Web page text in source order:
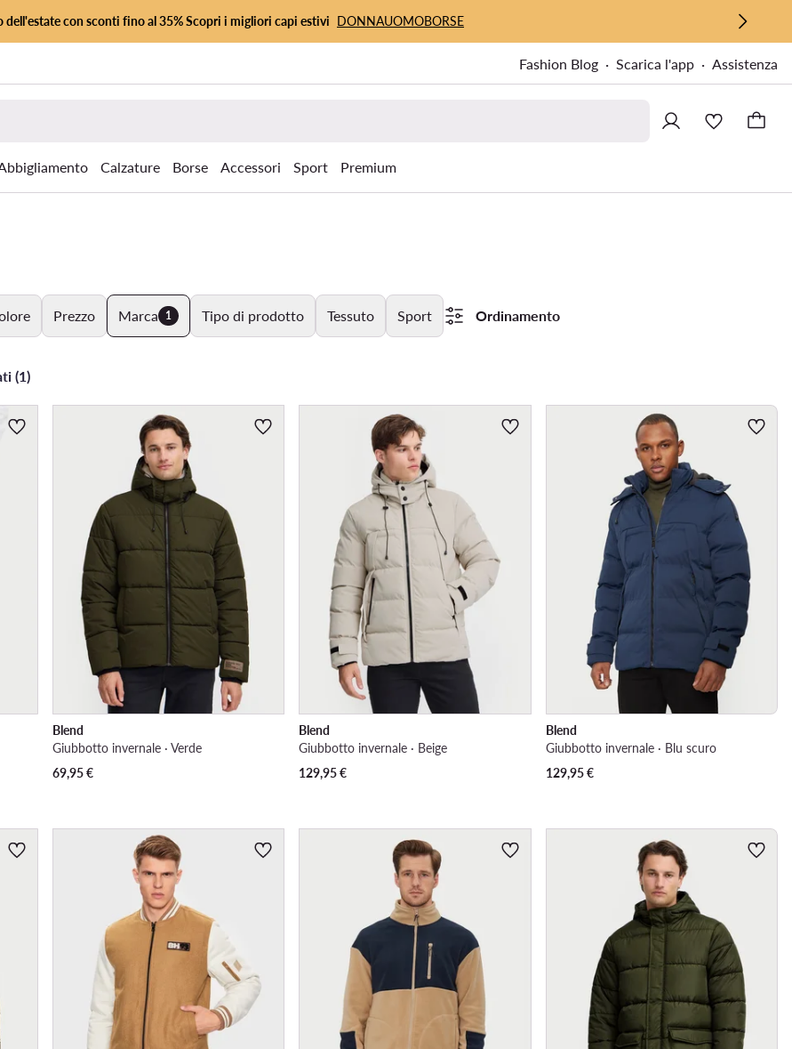
dell'estate con sconti fino al 35% Scopri i migliori capi estivi DONNAUOMOBORSE
Fashion Blog Scarica l'app Assistenza
Calzature Borse Accessori Sport Premium
Prezzo Marca 1 Tipo di prodotto Tessuto Sport Ordinamento
(1)
Blend
Giubbotto invernale · Verde
69,95€
Blend
Giubbotto invernale · Beige
129,95€
Blend
Giubbotto invernale · Blu scuro
129,95€